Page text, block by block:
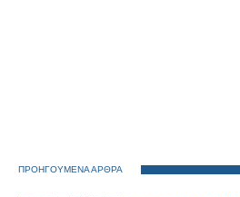
ΠΡΟΗΓΟΥΜΕΝΑ ΑΡΘΡΑ